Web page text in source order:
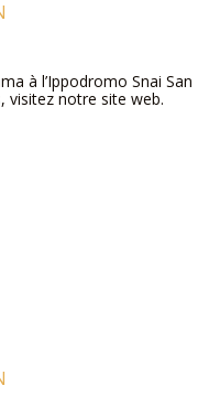
à l’Ippodromo Snai San
visitez notre site web.